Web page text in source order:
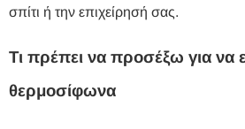
σπίτι ή την επιχείρησή σας.
Τι πρέπει να προσέξω για να
θερμοσίφωνα